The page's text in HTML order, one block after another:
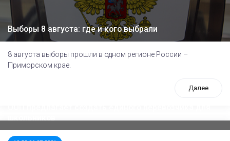
Выборы 8 августа: где и кого выбрали
8 августа выборы прошли в одном регионе России –
Приморском крае.
Далее